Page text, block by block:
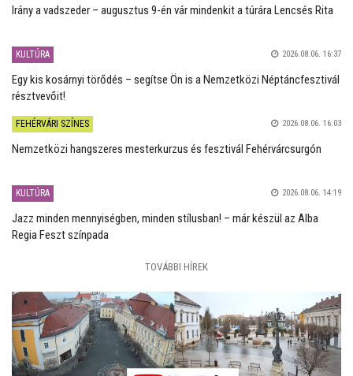
Irány a vadszeder – augusztus 9-én vár mindenkit a túrára Lencsés Rita
KULTÚRA 2026.08.06. 16:37
Egy kis kosárnyi törődés – segítse Ön is a Nemzetközi Néptáncfesztivál
résztvevőit!
FEHÉRVÁRI SZÍNES 2026.08.06. 16:03
Nemzetközi hangszeres mesterkurzus és fesztivál Fehérvárcsurgón
KULTÚRA 2026.08.06. 14:19
Jazz minden mennyiségben, minden stílusban! – már készül az Alba
Regia Feszt színpada
TOVÁBBI HÍREK